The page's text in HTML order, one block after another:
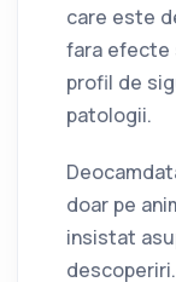
care este
fara efecte
profil de
patologii.
doar pe
insistat
descoperiri.